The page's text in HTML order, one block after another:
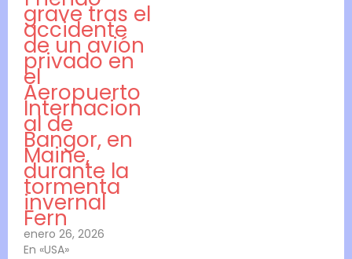
grave tras el
accidente
de un avión
privado en
el
Aeropuerto
Internacion
al de
Bangor, en
Maine,
durante la
tormenta
invernal
Fern
enero 26, 2026
En «USA»